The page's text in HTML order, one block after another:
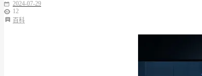
2024-07-29
12
百科